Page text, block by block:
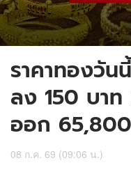
ราคาทองวั
ลง 150 บา
ออก
08 ก.ค. 69 (09:06 น.)